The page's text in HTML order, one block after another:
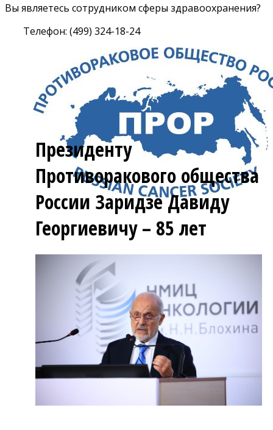
Вы являетесь сотрудником сферы здравоохранения?
Телефон: (499) 324-18-24
Президенту
Противоракового общества
России Заридзе Давиду
Георгиевичу – 85 лет